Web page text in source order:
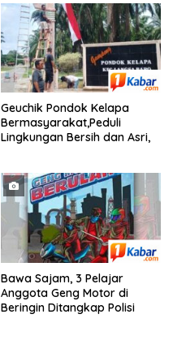
Geuchik Pondok Kelapa
Bermasyarakat,Peduli
Lingkungan Bersih dan Asri,
Bawa Sajam, 3 Pelajar
Anggota Geng Motor di
Beringin Ditangkap Polisi